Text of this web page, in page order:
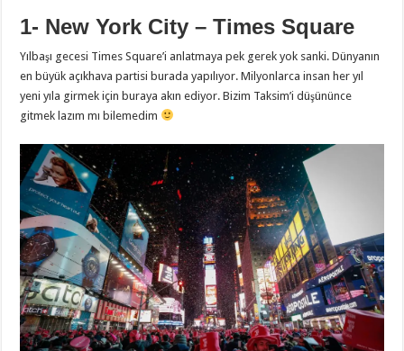
1- New York City – Times Square
Yılbaşı gecesi Times Square’i anlatmaya pek gerek yok sanki. Dünyanın
en büyük açıkhava partisi burada yapılıyor. Milyonlarca insan her yıl
yeni yıla girmek için buraya akın ediyor. Bizim Taksim’i düşününce
gitmek lazım mı bilemedim